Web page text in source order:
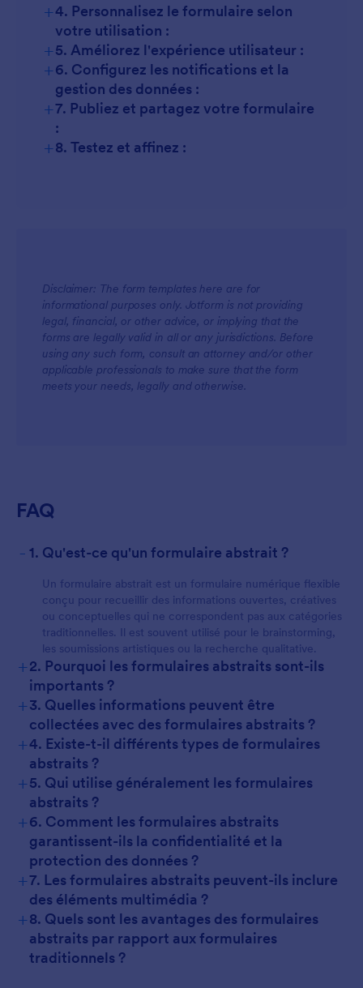
+4. Personnalisez le formulaire selon
votre utilisation :
+5. Améliorez l'expérience utilisateur :
+6. Configurez les notifications et la
gestion des données :
+7. Publiez et partagez votre formulaire
:
+8. Testez et affinez :
Disclaimer: The form templates here are for
informational purposes only. Jotform is not providing
legal, financial, or other advice, or implying that the
forms are legally valid in all or any jurisdictions. Before
using any such form, consult an attorney and/or other
applicable professionals to make sure that the form
meets your needs, legally and otherwise.
FAQ
- 1. Qu'est-ce qu'un formulaire abstrait ?
Un formulaire abstrait est un formulaire numérique flexible
conçu pour recueillir des informations ouvertes, créatives
ou conceptuelles qui ne correspondent pas aux catégories
traditionnelles. Il est souvent utilisé pour le brainstorming,
les soumissions artistiques ou la recherche qualitative.
+2. Pourquoi les formulaires abstraits sont-ils
importants ?
+3. Quelles informations peuvent être
collectées avec des formulaires abstraits ?
+4. Existe-t-il différents types de formulaires
abstraits ?
+5. Qui utilise généralement les formulaires
abstraits ?
+6. Comment les formulaires abstraits
garantissent-ils la confidentialité et la
protection des données ?
+7. Les formulaires abstraits peuvent-ils inclure
des éléments multimédia ?
+8. Quels sont les avantages des formulaires
abstraits par rapport aux formulaires
traditionnels ?